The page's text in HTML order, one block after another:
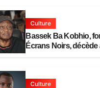
Culture
Bassek Ba Kobhio,
Écrans Noirs, décède
Culture